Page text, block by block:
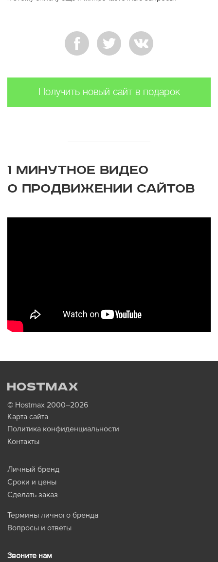
Получить новый сайт в подарок
1 МИНУТНОЕ ВИДЕО
О ПРОДВИЖЕНИИ САЙТОВ
© Hostmax 2000–2026
Карта сайта
Политика конфиденциальности
Контакты
Личный бренд
Сроки и цены
Сделать заказ
Термины личного бренда
Вопросы и ответы
Звоните нам